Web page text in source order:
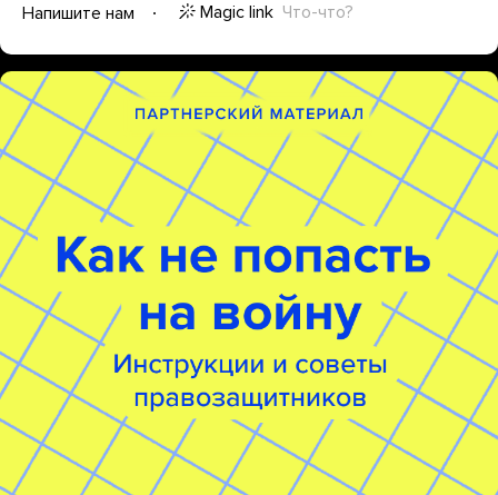
Напишите нам
Magic link Что-что?